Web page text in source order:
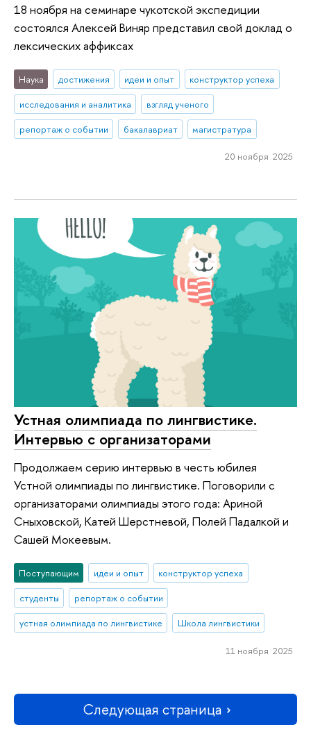
18 ноября на семинаре чукотской экспедиции
состоялся Алексей Виняр представил свой доклад о
лексических аффиксах
Наука достижения идеи и опыт
конструктор успеха
исследования и аналитика
взгляд ученого
репортаж о событии
бакалавриат магистратура
20 ноября 2025
Устная олимпиада по лингвистике.
Интервью с организаторами
Продолжаем серию интервью в честь юбилея
Устной олимпиады по лингвистике. Поговорили с
организаторами олимпиады этого года: Ариной
Сныховской, Катей Шерстневой, Полей Падалкой и
Сашей Мокеевым.
Поступающим идеи и опыт
конструктор успеха
студенты
репортаж о событии
устная олимпиада по лингвистике
Школа лингвистики
11 ноября 2025
Следующая страница